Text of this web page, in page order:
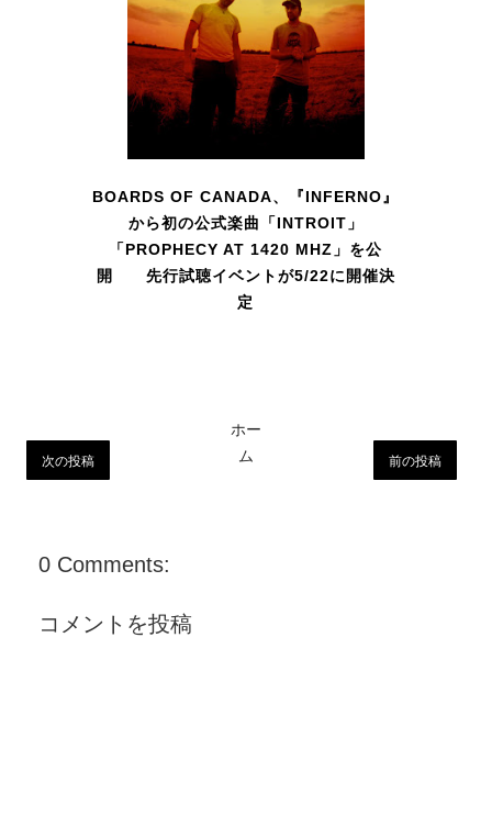
BOARDS OF CANADA、『INFERNO』
から初の公式楽曲「INTROIT」
「PROPHECY AT 1420 MHZ」を公
開 先行試聴イベントが5/22に開催決
定
次の投稿 前の投稿
ホー
ム
0 Comments:
コメントを投稿